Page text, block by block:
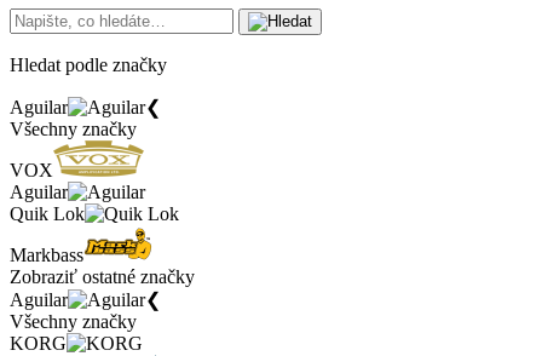
Hledat podle značky
Aguilar
❮
Všechny značky
VOX
Aguilar
Quik Lok
Markbass
Zobraziť ostatné značky
Aguilar
❮
Všechny značky
KORG